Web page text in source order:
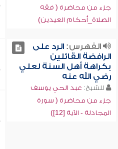
جزء من محاضرة ( فقه
الصلاة_أحكام العيدين)
الفهرس:الرد على
الرافضة القائلين
بكراهة أهل السنة لعلي
رضي الله عنه
للشيخ: عبد الحي يوسف
جزء من محاضرة ( سورة
المجادلة - الآية [12])